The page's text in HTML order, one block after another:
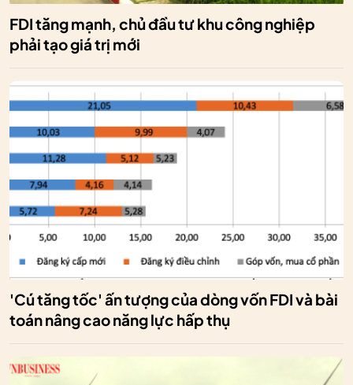
FDI tăng mạnh, chủ đầu tư khu công nghiệp
phải tạo giá trị mới
'Cú tăng tốc' ấn tượng của dòng vốn FDI và bài
toán nâng cao năng lực hấp thụ